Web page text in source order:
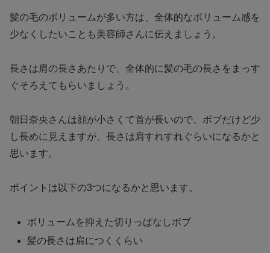
髪の毛のボリュームが多い方は、全体的なボリューム感を
少なくしたいことも美容師さんに伝えましょう。
長さは肩の長さあたりで、全体的に髪の毛の長さをまっす
ぐそろえてもらいましょう。
朝日奈央さんは顔が小さくて首が長いので、ボブだけど少
し長めに見えますが、長さは肩すれすれぐらいになるかと
思います。
ポイントは以下の3つになるかと思います。
ボリュームを抑えた切りっぱなしボブ
髪の長さは肩につくくらい